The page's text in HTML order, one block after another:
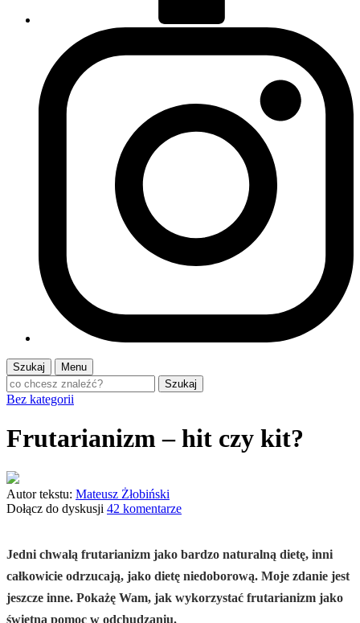
Szukaj
Menu
Szukaj
Bez kategorii
Frutarianizm – hit czy kit?
Autor tekstu: Mateusz Żłobiński
Dołącz do dyskusji 42 komentarze
Jedni chwalą frutarianizm jako bardzo naturalną dietę, inni
całkowicie odrzucają, jako dietę niedoborową. Moje zdanie jest
jeszcze inne. Pokażę Wam, jak wykorzystać frutarianizm jako
świetną pomoc w odchudzaniu.